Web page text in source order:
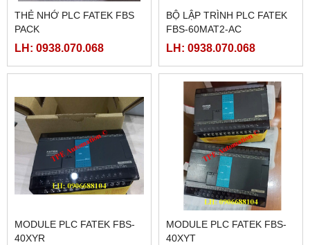
THẺ NHỚ PLC FATEK FBS
PACK
LH: 0938.070.068
BỘ LẬP TRÌNH PLC FATEK
FBS-60MAT2-AC
LH: 0938.070.068
MODULE PLC FATEK FBS-
40XYR
MODULE PLC FATEK FBS-
40XYT